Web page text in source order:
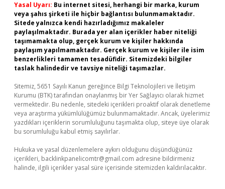
Yasal Uyarı: Bu internet sitesi, herhangi bir marka, kurum
veya şahıs şirketi ile hiçbir bağlantısı bulunmamaktadır.
Sitede yalnızca kendi hazırladığımız makaleler
paylaşılmaktadır. Burada yer alan içerikler haber niteliği
taşımamakta olup, gerçek kurum ve kişiler hakkında
paylaşım yapılmamaktadır. Gerçek kurum ve kişiler ile isim
benzerlikleri tamamen tesadüfidir. Sitemizdeki bilgiler
taslak halindedir ve tavsiye niteliği taşımazlar.
Sitemiz, 5651 Sayılı Kanun gereğince Bilgi Teknolojileri ve İletişim
Kurumu (BTK) tarafından onaylanmış bir Yer Sağlayıcı olarak hizmet
vermektedir. Bu nedenle, sitedeki içerikleri proaktif olarak denetleme
veya araştırma yükümlülüğümüz bulunmamaktadır. Ancak, üyelerimiz
yazdıkları içeriklerin sorumluluğunu taşımakta olup, siteye üye olarak
bu sorumluluğu kabul etmiş sayılırlar.
Hukuka ve yasal düzenlemelere aykırı olduğunu düşündüğünüz
içerikleri, backlinkpanelicomtr@gmail.com adresine bildirmeniz
halinde, ilgili içerikler yasal süre içerisinde sitemizden kaldırılacaktır.